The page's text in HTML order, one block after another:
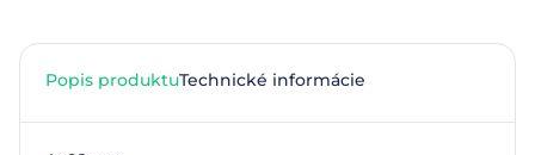
Popis produktuTechnické informácie